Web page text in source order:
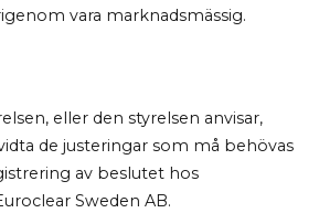
vara marknadsmässig.
eller den styrelsen anvisar,
de justeringar som må behövas
av beslutet hos
Sweden AB.